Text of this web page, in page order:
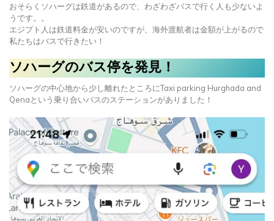
おそらくソハーグは鉄道があるので、わざわざバスで行く人も少ないよ
うです。。
エジプト人は鉄道料金が安いのですが、海外渡航者は金額が上がるので
私たちはバスで行きたい！
ソハーグのバス停を発見！
ソハーグの中心地から少し離れたところにTaxi parking Hurghada and
Qenaという乗り合いバスのステーションがありました！